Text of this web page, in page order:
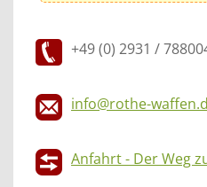
+49 (0) 2931 /
info@rothe-
Anfahrt - Der Weg